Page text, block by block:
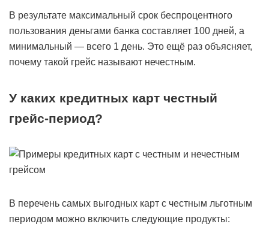
В результате максимальный срок беспроцентного
пользования деньгами банка составляет 100 дней, а
минимальный — всего 1 день. Это ещё раз объясняет,
почему такой грейс называют нечестным.
У каких кредитных карт честный
грейс-период?
В перечень самых выгодных карт с честным льготным
периодом можно включить следующие продукты: